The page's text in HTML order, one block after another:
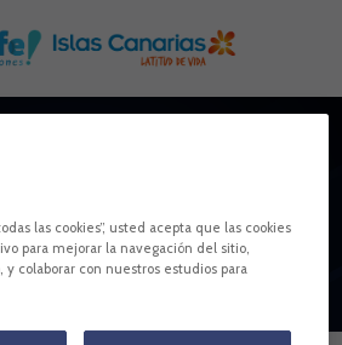
las cookies”, usted acepta que las cookies
para mejorar la navegación del sitio,
colaborar con nuestros estudios para